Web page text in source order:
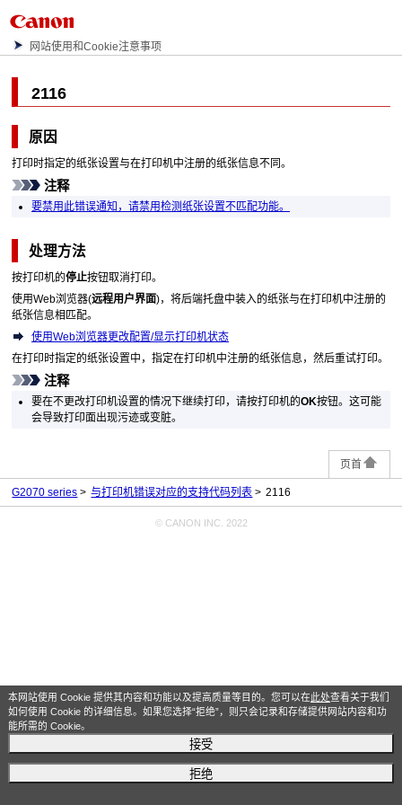
本网站使用 Cookie 提供其内容和功能以及提高质量等目的。您可以在此处查看关于我们
如何使用 Cookie 的详细信息。如果您选择“拒绝”，则只会记录和存储提供网站内容和功
能所需的 Cookie。
接受
拒绝
网站使用和Cookie注意事项
2116
原因
打印时指定的纸张设置与在打印机中注册的纸张信息不同。
注释
要禁用此错误通知，请禁用检测纸张设置不匹配功能。
处理方法
按打印机的停止按钮取消打印。
使用Web浏览器(远程用户界面)，将后端托盘中装入的纸张与在打印机中注册的
纸张信息相匹配。
使用Web浏览器更改配置/显示打印机状态
在打印时指定的纸张设置中，指定在打印机中注册的纸张信息，然后重试打印。
注释
要在不更改打印机设置的情况下继续打印，请按打印机的OK按钮。这可能
会导致打印面出现污迹或变脏。
页首
G2070 series 与打印机错误对应的支持代码列表 2116
© CANON INC. 2022